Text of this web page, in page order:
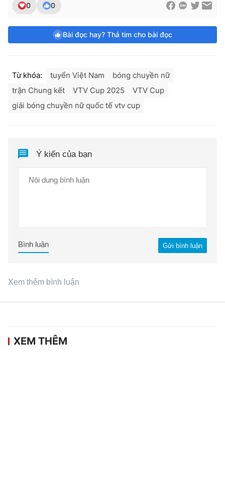
0 0
Bài đọc hay? Thả tim cho bài đọc
Từ khóa: tuyển Việt Nam
bóng chuyền nữ
trận Chung kết
VTV Cup 2025
VTV Cup
giải bóng chuyền nữ quốc tế vtv cup
Ý kiến của bạn
Gửi bình luận
Bình luận
Xem thêm bình luận
XEM THÊM